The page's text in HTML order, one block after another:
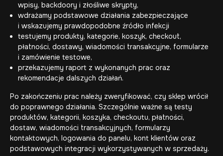
wpisy, backdoory i złośliwe skrypty,
wdrażamy podstawowe działania zabezpieczające
i wskazujemy prawdopodobne źródło infekcji
testujemy produkty, kategorie, koszyk, checkout,
płatności, dostawy, wiadomości transakcyjne, formularze
i zamówienie testowe,
przekazujemy raport z wykonanych prac oraz
rekomendacje dalszych działań.
Po zakończeniu prac należy zweryfikować, czy sklep wrócił
do poprawnego działania. Szczególnie ważne są testy
produktów, kategorii, koszyka, checkoutu, płatności,
dostaw, wiadomości transakcyjnych, formularzy
kontaktowych, logowania do panelu, kont klientów oraz
podstawowych integracji wykorzystywanych w sprzedaży.